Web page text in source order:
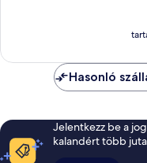
Hasonló
Jelentkezz be a
kalandért több